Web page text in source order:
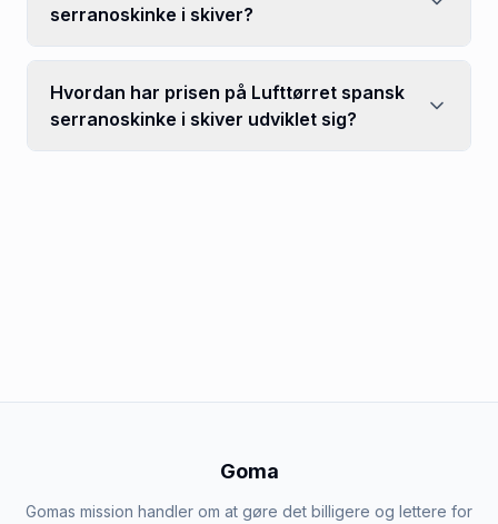
serranoskinke i skiver?
Hvordan har prisen på Lufttørret spansk
serranoskinke i skiver udviklet sig?
Goma
Gomas mission handler om at gøre det billigere og lettere for